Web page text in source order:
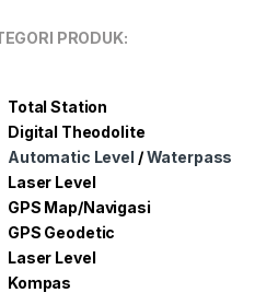
PRODUK:
Total Station
Digital Theodolite
Automatic Level /Waterpass
Laser Level
GPS Map/Navigasi
GPS Geodetic
Laser Level
Kompas